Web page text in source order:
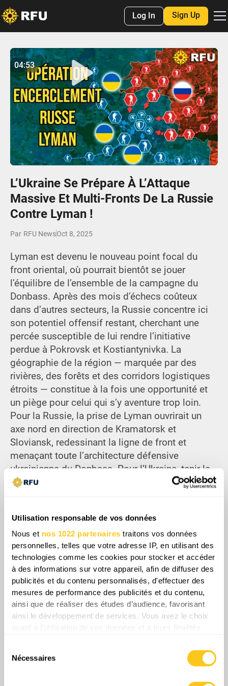
Utilisation responsable de vos données
Nous et nos 1022 partenaires traitons vos données
personnelles, telles que votre adresse IP, en utilisant des
technologies comme les cookies pour stocker et accéder
à des informations sur votre appareil, afin de diffuser des
publicités et du contenu personnalisés, d'effectuer des
mesures de performance des publicités et du contenu,
ainsi que de réaliser des études d’audience, favorisant
ainsi le développement de services. Vous avez le choix
quant à l'utilisation de vos données et à leurs finalités.
tout moment en consultant la Déclaration relative aux
cookies ou en cliquant sur l'icône de confidentialité.
Nécessaires
Log In Sign Up
Play
04:52
Mute Settings
Enter
No items found.
04:53
L’Ukraine Se Prépare À L’Attaque
Massive Et Multi-Fronts De La Russie
Contre Lyman !
Par RFU NewsOct 8, 2025
Lyman est devenu le nouveau point focal du
front oriental, où pourrait bientôt se jouer
l’équilibre de l’ensemble de la campagne du
Donbass. Après des mois d’échecs coûteux
dans d’autres secteurs, la Russie concentre ici
son potentiel offensif restant, cherchant une
percée susceptible de lui rendre l’initiative
perdue à Pokrovsk et Kostiantynivka. La
géographie de la région — marquée par des
rivières, des forêts et des corridors logistiques
étroits — constitue à la fois une opportunité et
un piège pour celui qui s’y aventure trop loin.
Pour la Russie, la prise de Lyman ouvrirait un
axe nord en direction de Kramatorsk et
Sloviansk, redessinant la ligne de front et
menaçant toute l’architecture défensive
ukrainienne du Donbass. Pour l’Ukraine, tenir la
ville n’est pas seulement un acte défensif, mais
succès locaux en un tournant stratégique. Alors
que les deux armées se préparent à ce qui
pourrait devenir la plus grande bataille de ce
secteur depuis 2022, l’issue autour de Lyman
déterminera probablement si l’hiver à venir sera
celui de l’offensive ou de la survie.